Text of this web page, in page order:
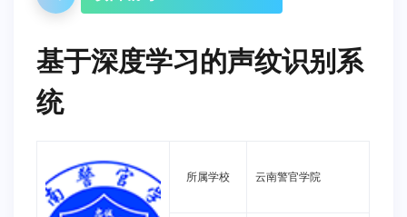
基于深度学习的声纹识别系
统
所属学校 云南警官学院